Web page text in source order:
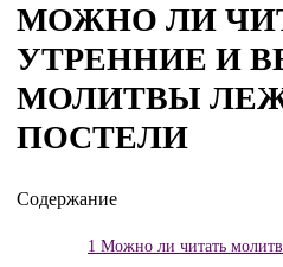
МОЖНО ЛИ
УТРЕННИЕ И
МОЛИТВЫ
ПОСТЕЛИ
Содержание
1 Можно ли читать